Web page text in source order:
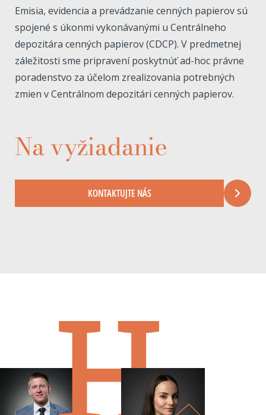
Emisia, evidencia a prevádzanie cenných papierov sú
spojené s úkonmi vykonávanými u Centrálneho
depozitára cenných papierov (CDCP). V predmetnej
záležitosti sme pripravení poskytnúť ad-hoc právne
poradenstvo za účelom zrealizovania potrebných
zmien v Centrálnom depozitári cenných papierov.
Na vyžiadanie
KONTAKTUJTE NÁS